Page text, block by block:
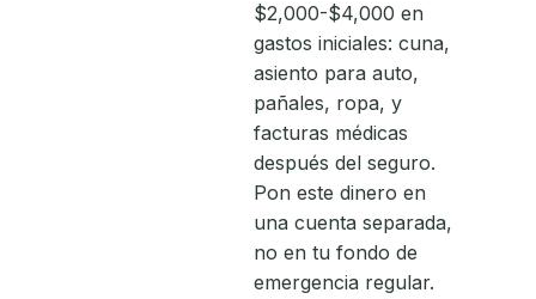
$2,000-$4,000 en
gastos iniciales: cuna,
asiento para auto,
pañales, ropa, y
facturas médicas
después del seguro.
Pon este dinero en
una cuenta separada,
no en tu fondo de
emergencia regular.